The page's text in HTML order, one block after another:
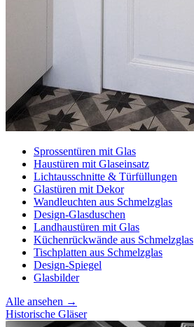
Sprossentüren mit Glas
Haustüren mit Glaseinsatz
Lichtausschnitte & Türfüllungen
Glastüren mit Dekor
Wandleuchten aus Schmelzglas
Design-Glasduschen
Landhaustüren mit Glas
Küchenrückwände aus Schmelzglas
Tischplatten aus Schmelzglas
Design-Spiegel
Glasbilder
Alle ansehen →
Historische Gläser